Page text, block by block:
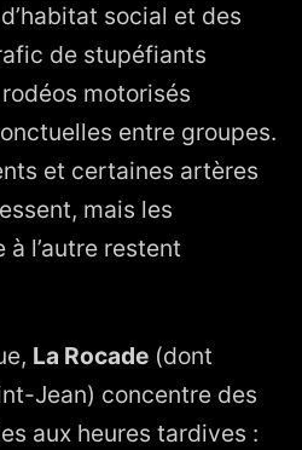
social et des
de stupéfiants
motorisés
entre groupes.
et certaines artères
mais les
à l’autre restent
La Rocade (dont
Jean) concentre des
aux heures tardives :